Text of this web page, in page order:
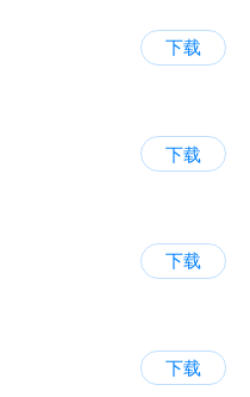
下载
下载
下载
下载